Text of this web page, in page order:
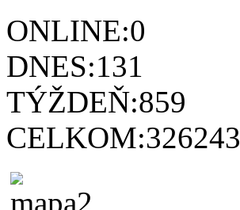
ONLINE:0
DNES:131
TÝŽDEŇ:859
CELKOM:326243